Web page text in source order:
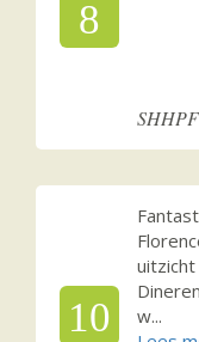
8
10
w...